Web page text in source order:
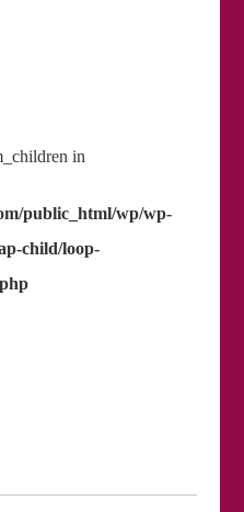
in
public_html/wp/wp-
child/loop-